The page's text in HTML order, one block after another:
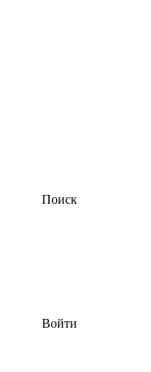
Поиск
Войти